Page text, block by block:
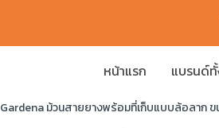
หน้าแรก แบรนด์
Gardena ม้วนสายยางพร้อมที่เก็บแบบล้อลาก